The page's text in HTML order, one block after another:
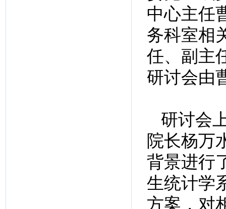
中心主任
务科室相
任、副主
研讨会由
研讨会
院长杨万
背景进行
生统计学
方案，对